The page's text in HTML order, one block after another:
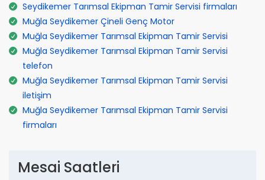
Seydikemer Tarımsal Ekipman Tamir Servisi firmaları
Muğla Seydikemer Çineli Genç Motor
Muğla Seydikemer Tarımsal Ekipman Tamir Servisi
Muğla Seydikemer Tarımsal Ekipman Tamir Servisi
telefon
Muğla Seydikemer Tarımsal Ekipman Tamir Servisi
iletişim
Muğla Seydikemer Tarımsal Ekipman Tamir Servisi
firmaları
Mesai Saatleri